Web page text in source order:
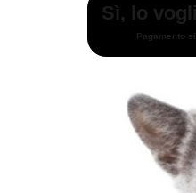
Sì, lo
Pagamento